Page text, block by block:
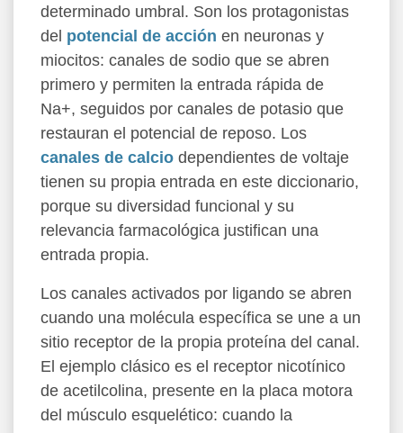
determinado umbral. Son los protagonistas
del potencial de acción en neuronas y
miocitos: canales de sodio que se abren
primero y permiten la entrada rápida de
Na+, seguidos por canales de potasio que
restauran el potencial de reposo. Los
canales de calcio dependientes de voltaje
tienen su propia entrada en este diccionario,
porque su diversidad funcional y su
relevancia farmacológica justifican una
entrada propia.
Los canales activados por ligando se abren
cuando una molécula específica se une a un
sitio receptor de la propia proteína del canal.
El ejemplo clásico es el receptor nicotínico
de acetilcolina, presente en la placa motora
del músculo esquelético: cuando la